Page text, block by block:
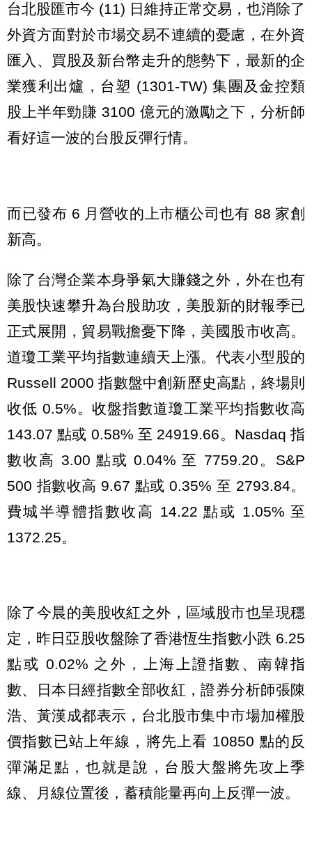
台北股匯市今 (11) 日維持正常交易，也消除了
外資方面對於市場交易不連續的憂慮，在外資
匯入、買股及新台幣走升的態勢下，最新的企
業獲利出爐，台塑 (1301-TW) 集團及金控類
股上半年勁賺 3100 億元的激勵之下，分析師
看好這一波的台股反彈行情。
而已發布 6 月營收的上市櫃公司也有 88 家創
新高。
除了台灣企業本身爭氣大賺錢之外，外在也有
美股快速攀升為台股助攻，美股新的財報季已
正式展開，貿易戰擔憂下降，美國股市收高。
道瓊工業平均指數連續天上漲。代表小型股的
Russell 2000 指數盤中創新歷史高點，終場則
收低 0.5%。收盤指數道瓊工業平均指數收高
143.07 點或 0.58% 至 24919.66。Nasdaq 指
數收高 3.00 點或 0.04% 至 7759.20。S&P
500 指數收高 9.67 點或 0.35% 至 2793.84。
費城半導體指數收高 14.22 點或 1.05% 至
1372.25。
除了今晨的美股收紅之外，區域股市也呈現穩
定，昨日亞股收盤除了香港恆生指數小跌 6.25
點或 0.02% 之外，上海上證指數、南韓指
數、日本日經指數全部收紅，證券分析師張陳
浩、黃漢成都表示，台北股市集中市場加權股
價指數已站上年線，將先上看 10850 點的反
彈滿足點，也就是說，台股大盤將先攻上季
線、月線位置後，蓄積能量再向上反彈一波。